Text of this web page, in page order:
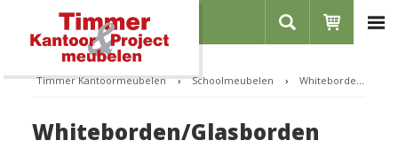
Home
Over ons
Referenties
Timmer Kantoormeubelen › Schoolmeubelen › Whiteborden/Glasborden
Whiteborden/Glasborden